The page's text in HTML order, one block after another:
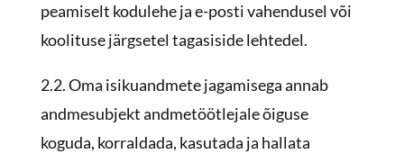
peamiselt kodulehe ja e-posti vahendusel või
koolituse järgsetel tagasiside lehtedel.
2.2. Oma isikuandmete jagamisega annab
andmesubjekt andmetöötlejale õiguse
koguda, korraldada, kasutada ja hallata